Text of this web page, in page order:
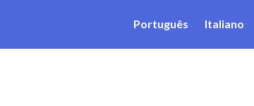
Português Italiano